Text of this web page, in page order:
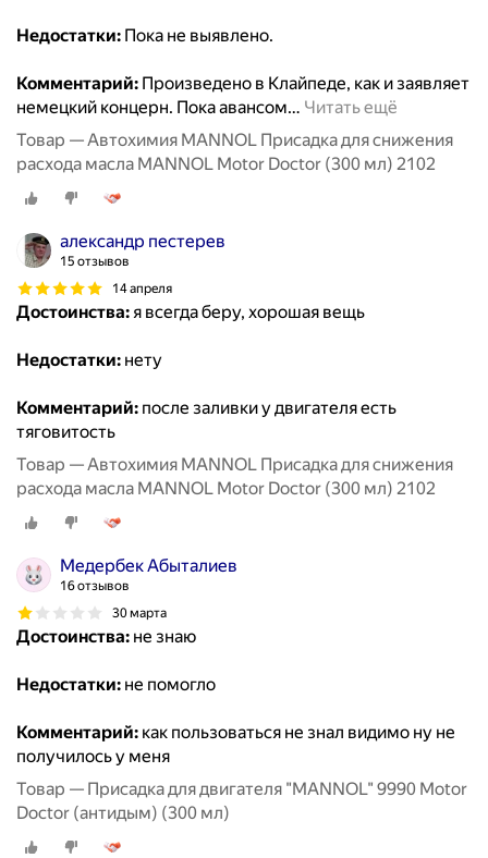
Недостатки: Пока не выявлено.
Комментарий: Произведено в Клайпеде, как и заявляет
немецкий концерн. Пока авансом… Читать ещё
Товар — Автохимия MANNOL Присадка для снижения
расхода масла MANNOL Motor Doctor (300 мл) 2102
александр пестерев
15 отзывов
14 апреля
Достоинства:я всегда беру, хорошая вещь
Недостатки: нету
Комментарий: после заливки у двигателя есть
тяговитость
Товар — Автохимия MANNOL Присадка для снижения
расхода масла MANNOL Motor Doctor (300 мл) 2102
Медербек Абыталиев
16 отзывов
30 марта
Достоинства: не знаю
Недостатки: не помогло
Комментарий: как пользоваться не знал видимо ну не
получилось у меня
Товар — Присадка для двигателя "MANNOL" 9990 Motor
Doctor (антидым) (300 мл)